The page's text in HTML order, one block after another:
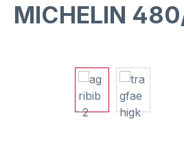
MICHELIN
Bildergalerie überspringen